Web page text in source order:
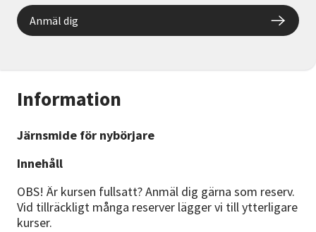
Information
Järnsmide för nybörjare
Innehåll
OBS! Är kursen fullsatt? Anmäl dig gärna som reserv.
Vid tillräckligt många reserver lägger vi till ytterligare
kurser.
Anmäl dig